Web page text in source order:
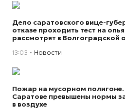
Дело саратовского вице-
отказе проходить тест на
рассмотрят в Волгоградской
13:03 Новости
Пожар на мусорном полигоне.
Саратове превышены нормы
в воздухе